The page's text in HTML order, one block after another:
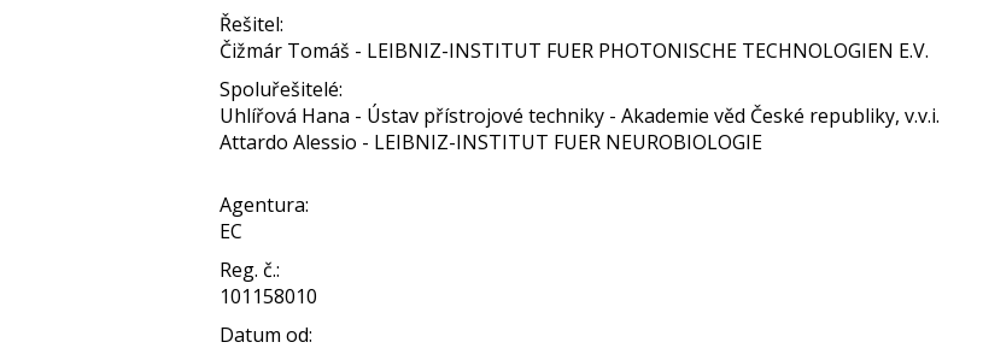
Řešitel:
Čižmár Tomáš - LEIBNIZ-INSTITUT FUER PHOTONISCHE TECHNOLOGIEN E.V.
Spoluřešitelé:
Uhlířová Hana - Ústav přístrojové techniky - Akademie věd České republiky, v.v.i.
Attardo Alessio - LEIBNIZ-INSTITUT FUER NEUROBIOLOGIE
Agentura:
EC
Reg. č.:
101158010
Datum od: